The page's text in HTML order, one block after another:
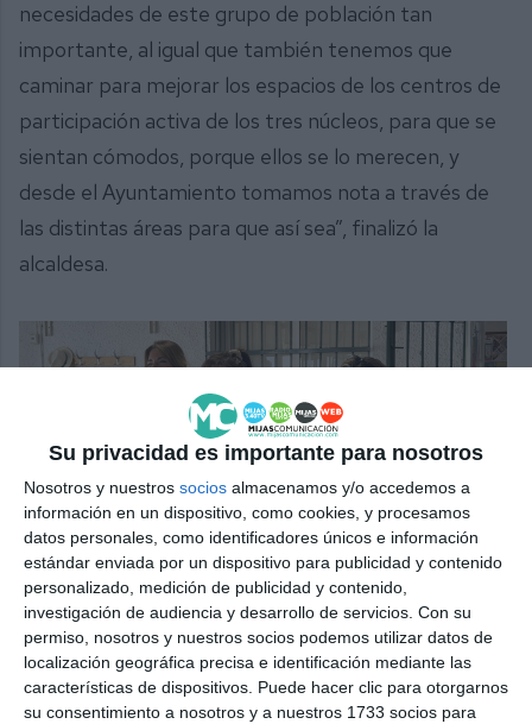
Su privacidad es importante para nosotros
Nosotros y nuestros socios almacenamos y/o accedemos a
información en un dispositivo, como cookies, y procesamos
datos personales, como identificadores únicos e información
estándar enviada por un dispositivo para publicidad y contenido
personalizado, medición de publicidad y contenido,
investigación de audiencia y desarrollo de servicios. Con su
permiso, nosotros y nuestros socios podemos utilizar datos de
localización geográfica precisa e identificación mediante las
características de dispositivos. Puede hacer clic para otorgarnos
su consentimiento a nosotros y a nuestros 1733 socios para
necesidades de este grupo de población tan
importante, al igual que también tenemos que
caminar para mejorar los espacios de los centros de
participación activa de los tres núcleos, para que se
sientan cómodos, porque ellos se lo merecen, y
desde el Ayuntamiento tomamos nota a través de
las distintas áreas para que así sea”, finalizó la
alcaldesa.
Rosa Martín dirige los grupos de taichí del municipio, cuya
cifra de alumnos supera los 400. I. PÉREZ.
Comparte esta noticia desde el siguiente enlace: